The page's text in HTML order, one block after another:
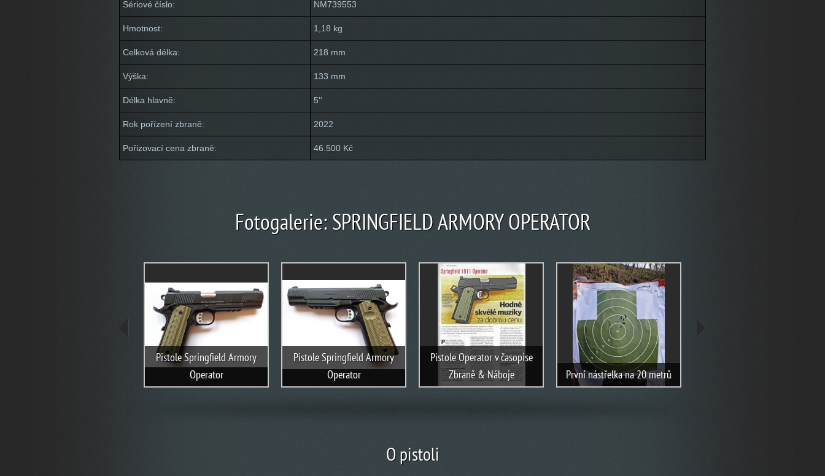
Sériové číslo: NM739553
Hmotnost: 1,18 kg
Celková délka: 218 mm
Výška: 133 mm
Délka hlavně: 5''
Rok pořízení zbraně: 2022
Pořizovací cena zbraně: 46.500 Kč
Fotogalerie: SPRINGFIELD ARMORY OPERATOR
Pistole Springfield Armory
Operator
Pistole Springfield Armory
Operator
Pistole Operator v časopise
Zbraně & Náboje
První nástřelka na 20 metrů
O pistoli